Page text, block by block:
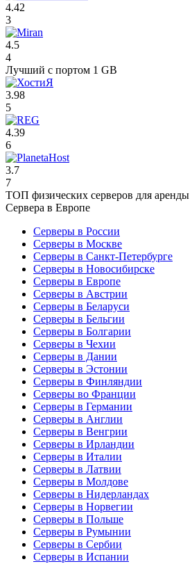
4.42
3
4.5
4
Лучший с портом 1 GB
3.98
5
4.39
6
3.7
7
ТОП физических серверов для аренды
Сервера в Европе
Серверы в России
Серверы в Москве
Серверы в Санкт-Петербурге
Серверы в Новосибирске
Серверы в Европе
Серверы в Австрии
Серверы в Беларуси
Серверы в Бельгии
Серверы в Болгарии
Серверы в Чехии
Серверы в Дании
Серверы в Эстонии
Серверы в Финляндии
Серверы во Франции
Серверы в Германии
Серверы в Англии
Серверы в Венгрии
Серверы в Ирландии
Серверы в Италии
Серверы в Латвии
Серверы в Молдове
Серверы в Нидерландах
Серверы в Норвегии
Серверы в Польше
Серверы в Румынии
Серверы в Сербии
Серверы в Испании